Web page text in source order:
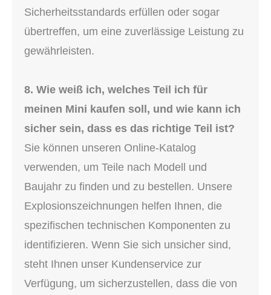
Sicherheitsstandards erfüllen oder sogar
übertreffen, um eine zuverlässige Leistung zu
gewährleisten.
8. Wie weiß ich, welches Teil ich für
meinen Mini kaufen soll, und wie kann ich
sicher sein, dass es das richtige Teil ist?
Sie können unseren Online-Katalog
verwenden, um Teile nach Modell und
Baujahr zu finden und zu bestellen. Unsere
Explosionszeichnungen helfen Ihnen, die
spezifischen technischen Komponenten zu
identifizieren. Wenn Sie sich unsicher sind,
steht Ihnen unser Kundenservice zur
Verfügung, um sicherzustellen, dass die von